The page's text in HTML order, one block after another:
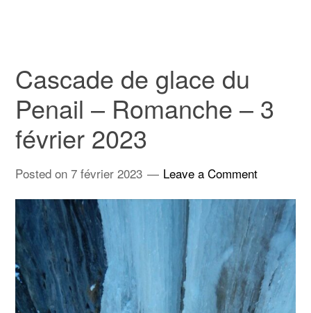
Cascade de glace du
Penail – Romanche – 3
février 2023
Posted on7 février 2023 Leave a Comment